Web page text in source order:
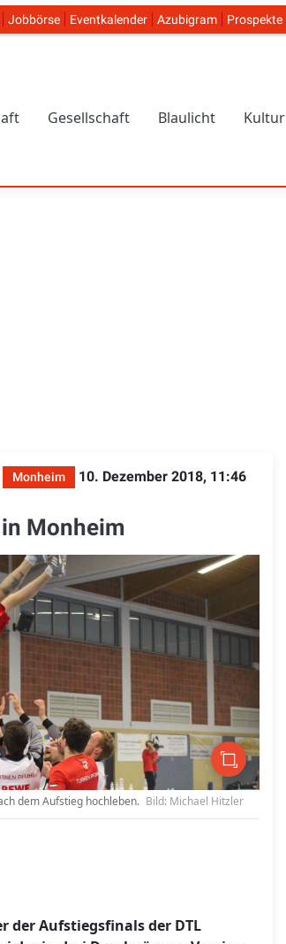
Jobbörse Eventkalender Azubigram Prospekte
Gesellschaft Blaulicht Kultur
Monheim
10. Dezember 2018, 11:46
Monheim
dem Aufstieg hochleben. Bild: Michael Hitzler
der Aufstiegsfinals der DTL